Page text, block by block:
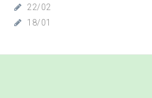
22/02
18/01